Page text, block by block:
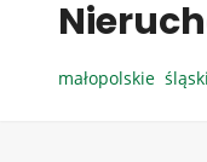
małopolskie